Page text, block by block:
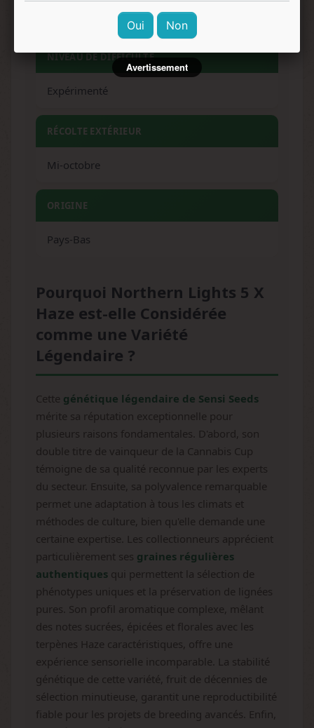
corporelle, stimulant, concentré
NIVEAU DE DIFFICULTÉ
Expérimenté
RÉCOLTE EXTÉRIEUR
Mi-octobre
ORIGINE
Pays-Bas
Pourquoi Northern Lights 5 X
Haze est-elle Considérée
comme une Variété
Légendaire ?
Cette génétique légendaire de Sensi Seeds
mérite sa réputation exceptionnelle pour
plusieurs raisons fondamentales. D'abord, son
double titre de vainqueur de la Cannabis Cup
témoigne de sa qualité reconnue par les experts
du secteur. Ensuite, sa polyvalence remarquable
permet une adaptation à tous les climats et
méthodes de culture, bien qu'elle demande une
certaine expertise. Les collectionneurs apprécient
particulièrement ses graines régulières
authentiques qui permettent la sélection de
phénotypes uniques et la préservation de lignées
pures. Son profil aromatique complexe, mêlant
des notes sucrées, épicées et florales avec les
terpènes Haze caractéristiques, offre une
expérience sensorielle incomparable. La stabilité
génétique de cette variété, fruit de décennies de
sélection minutieuse, garantit une reproductibilité
fiable pour les projets de breeding avancés. Enfin,
Oui Non
Avertissement